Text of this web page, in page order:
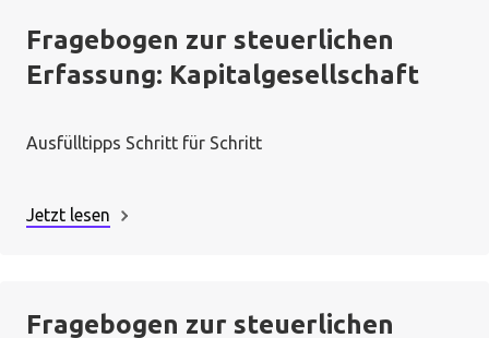
Fragebogen zur steuerlichen
Erfassung: Kapitalgesellschaft
Ausfülltipps Schritt für Schritt
Jetzt lesen
Fragebogen zur steuerlichen